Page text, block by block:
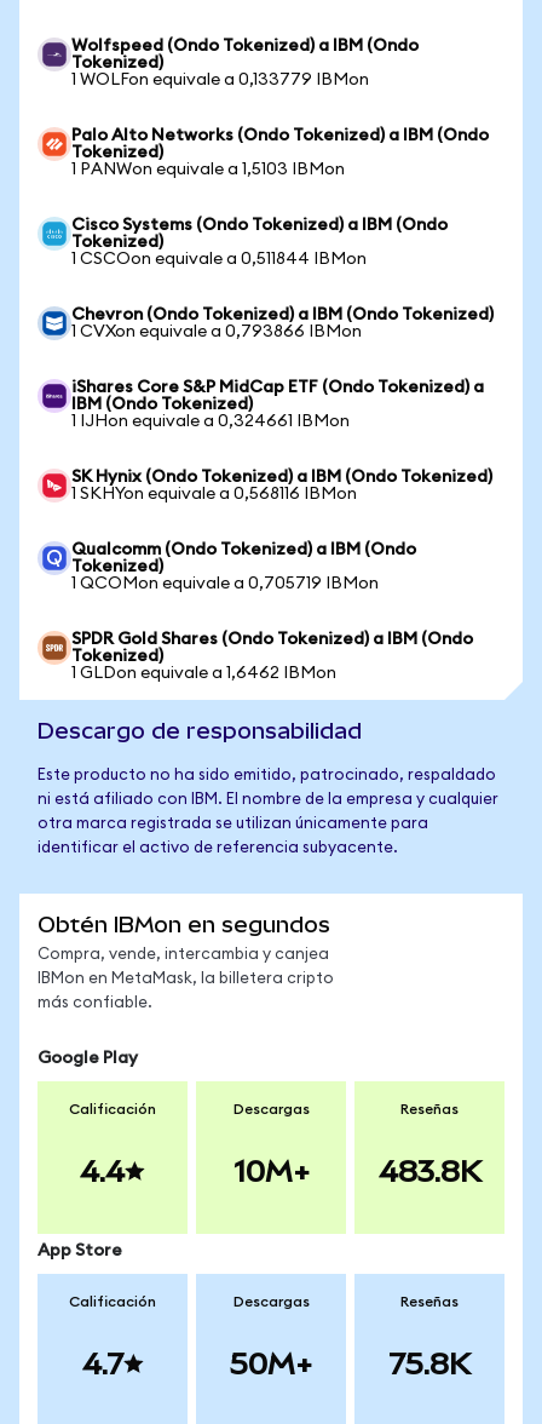
Wolfspeed (Ondo Tokenized) a IBM (Ondo
Tokenized)
1 WOLFon equivale a 0,133779 IBMon
Palo Alto Networks (Ondo Tokenized) a IBM (Ondo
Tokenized)
1 PANWon equivale a 1,5103 IBMon
Cisco Systems (Ondo Tokenized) a IBM (Ondo
Tokenized)
1 CSCOon equivale a 0,511844 IBMon
Chevron (Ondo Tokenized) a IBM (Ondo Tokenized)
1 CVXon equivale a 0,793866 IBMon
iShares Core S&P MidCap ETF (Ondo Tokenized) a
IBM (Ondo Tokenized)
1 IJHon equivale a 0,324661 IBMon
SK Hynix (Ondo Tokenized) a IBM (Ondo Tokenized)
1 SKHYon equivale a 0,568116 IBMon
Qualcomm (Ondo Tokenized) a IBM (Ondo
Tokenized)
1 QCOMon equivale a 0,705719 IBMon
SPDR Gold Shares (Ondo Tokenized) a IBM (Ondo
Tokenized)
1 GLDon equivale a 1,6462 IBMon
Descargo de responsabilidad
Este producto no ha sido emitido, patrocinado, respaldado
ni está afiliado con IBM. El nombre de la empresa y cualquier
otra marca registrada se utilizan únicamente para
identificar el activo de referencia subyacente.
Obtén IBMon en segundos
Compra, vende, intercambia y canjea
IBMon en MetaMask, la billetera cripto
más confiable.
Google Play
Calificación
4.4
Descargas
10M+
Reseñas
483.8K
App Store
Calificación
4.7
Descargas
50M+
Reseñas
75.8K